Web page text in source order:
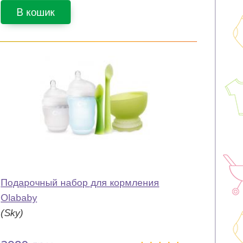
В кошик
Подарочный набор для кормления
Olababy
(Sky)